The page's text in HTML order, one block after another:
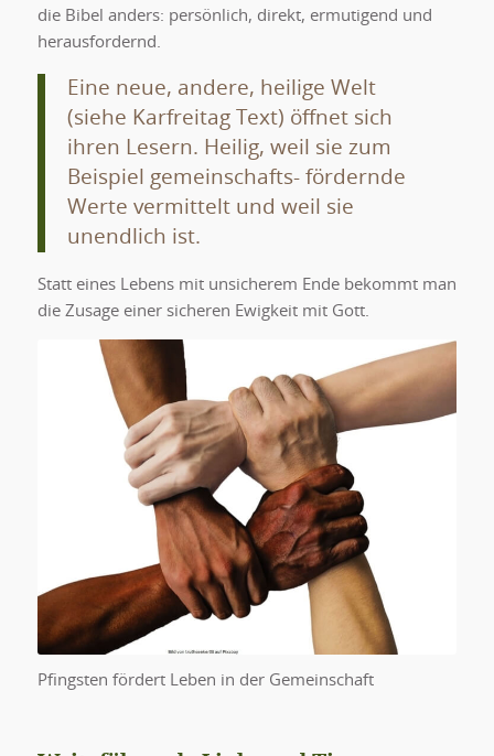
die Bibel anders: persönlich, direkt, ermutigend und
herausfordernd.
Eine neue, andere, heilige Welt
(siehe Karfreitag Text) öffnet sich
ihren Lesern. Heilig, weil sie zum
Beispiel gemeinschafts- fördernde
Werte vermittelt und weil sie
unendlich ist.
Statt eines Lebens mit unsicherem Ende bekommt man
die Zusage einer sicheren Ewigkeit mit Gott.
Pfingsten fördert Leben in der
Gemeinschaft
Pfingsten fördert Leben in der Gemeinschaft